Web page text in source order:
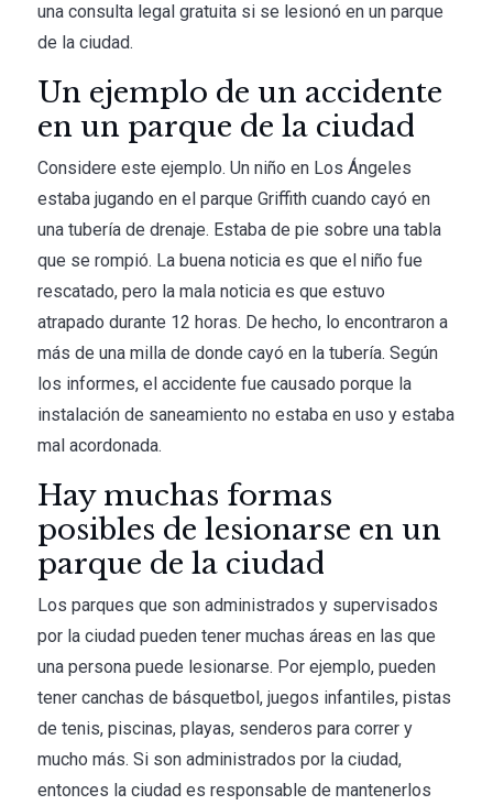
una consulta legal gratuita si se lesionó en un parque
de la ciudad.
Un ejemplo de un accidente
en un parque de la ciudad
Considere este ejemplo. Un niño en Los Ángeles
estaba jugando en el parque Griffith cuando cayó en
una tubería de drenaje. Estaba de pie sobre una tabla
que se rompió. La buena noticia es que el niño fue
rescatado, pero la mala noticia es que estuvo
atrapado durante 12 horas. De hecho, lo encontraron a
más de una milla de donde cayó en la tubería. Según
los informes, el accidente fue causado porque la
instalación de saneamiento no estaba en uso y estaba
mal acordonada.
Hay muchas formas
posibles de lesionarse en un
parque de la ciudad
Los parques que son administrados y supervisados
por la ciudad pueden tener muchas áreas en las que
una persona puede lesionarse. Por ejemplo, pueden
tener canchas de básquetbol, juegos infantiles, pistas
de tenis, piscinas, playas, senderos para correr y
mucho más. Si son administrados por la ciudad,
entonces la ciudad es responsable de mantenerlos